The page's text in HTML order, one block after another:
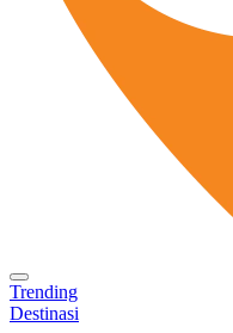
Trending
Destinasi